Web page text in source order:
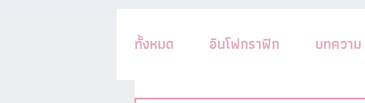
ทั้งหมด อินโฟกราฟิก บทความ